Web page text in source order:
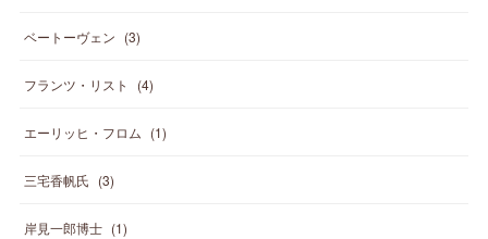
ベートーヴェン (3)
フランツ・リスト (4)
エーリッヒ・フロム (1)
三宅香帆氏 (3)
岸見一郎博士 (1)